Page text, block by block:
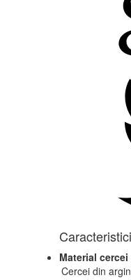
Caracteristici
Material cercei
Cercei din